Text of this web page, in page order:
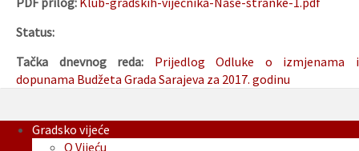
Status:
Tačka dnevnog reda: Prijedlog Odluke o izmjenama i
dopunama Budžeta Grada Sarajeva za 2017. godinu
Gradsko vijeće
O Vijeću